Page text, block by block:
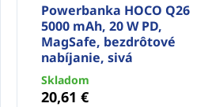
Powerbanka HOCO Q26
5000 mAh, 20 W PD,
MagSafe, bezdrôtové
nabíjanie, sivá
Skladom
20,61 €